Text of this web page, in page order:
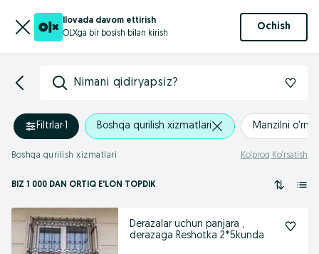
Ilovada davom ettirish
OLXga bir bosish bilan kirish
Ochish
Nimani qidiryapsiz?
Filtrlar·1 Boshqa qurilish xizmatlari Manzilni
Boshqa qurilish xizmatlari Ko‘proq Ko‘rsatish
BIZ 1 000 DAN ORTIQ E'LON TOPDIK
Derazalar uchun panjara ,
derazaga Reshotka 2*5kunda